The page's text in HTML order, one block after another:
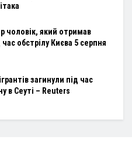
чоловік, який отримав
обстрілу Києва 5 серпня
загинули під час
в Сеуті – Reuters